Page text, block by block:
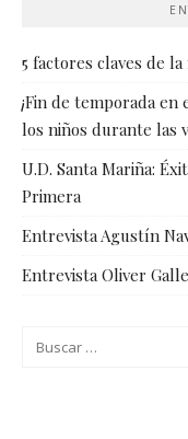
5 factores claves de
¡Fin de temporada
los niños durante las
U.D. Santa Mariña:
Primera
Entrevista Agustín
Entrevista Oliver